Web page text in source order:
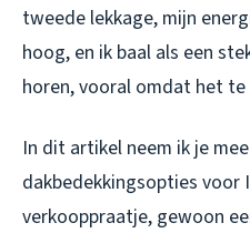
tweede lekkage, mijn
hoog, en ik baal als een
horen, vooral omdat het
In dit artikel neem ik je
dakbedekkingsopties voor
verkooppraatje, gewoon